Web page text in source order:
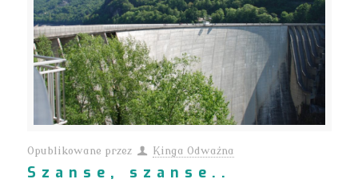
Opublikowane przez Kinga Odważna
Szanse, szanse..